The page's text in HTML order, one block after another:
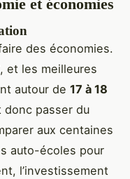
et économies
des économies.
, et les meilleures
autour de 17 à 18
donc passer du
aux centaines
auto-écoles pour
l’investissement